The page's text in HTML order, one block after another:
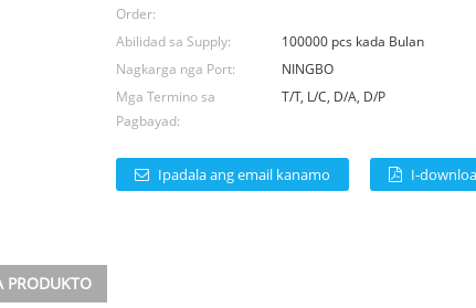
Order:
Abilidad sa Supply:
100000 pcs kada Bulan
Nagkarga nga Port:
NINGBO
Mga Termino sa
Pagbayad:
T/T, L/C, D/A, D/P
Ipadala ang email kanamo I-
PRODUKTO